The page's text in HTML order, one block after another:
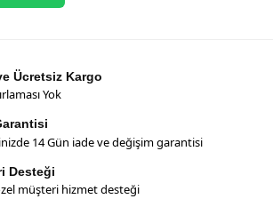
Ücretsiz Kargo
Yok
14 Gün iade ve değişim garantisi
Desteği
müşteri hizmet desteği